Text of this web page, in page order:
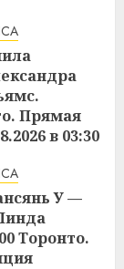
Прямая
в 03:30
У —
Торонто.